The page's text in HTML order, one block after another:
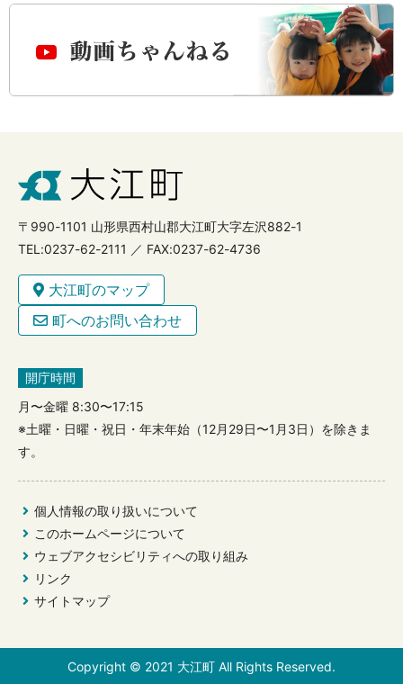
〒990-1101 山形県西村山郡大江町大字左沢882-1
TEL:0237-62-2111 ／ FAX:0237-62-4736
大江町のマップ
町へのお問い合わせ
開庁時間
月〜金曜 8:30〜17:15
※土曜・日曜・祝日・年末年始（12月29日〜1月3日）を除きま
す。
個人情報の取り扱いについて
このホームページについて
ウェブアクセシビリティへの取り組み
リンク
サイトマップ
Copyright © 2021 大江町 All Rights Reserved.